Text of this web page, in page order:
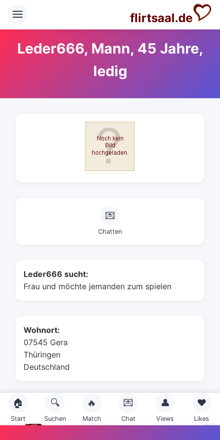
flirtsaal.de
Leder666, Mann, 45 Jahre,
ledig
💌
Chatten
Leder666 sucht:
Frau und möchte jemanden zum spielen
Wohnort:
07545 Gera
Thüringen
Deutschland
🏠
Start
🔍
Suchen
🔥
Match
💌
Chat
👤
Views
❤️
Likes